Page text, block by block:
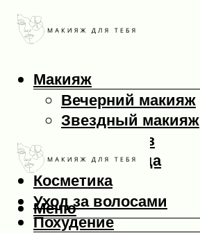
Макияж
Вечерний макияж
Звездный макияж
Макияж глаз
Макияж лица
Косметика
Уход за волосами
Похудение
Меню